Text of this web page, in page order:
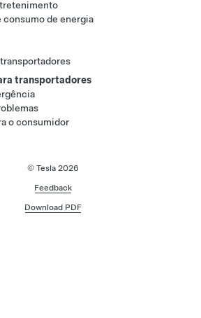
consumo de energia
transportadores
o consumidor
© Tesla 2026
Feedback
Download PDF